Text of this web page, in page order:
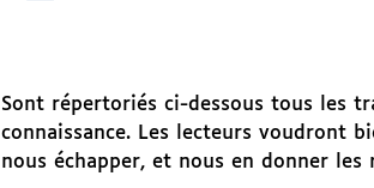
Sont répertoriés ci-dessous tous les
connaissance. Les lecteurs voudront
nous échapper, et nous en donner les